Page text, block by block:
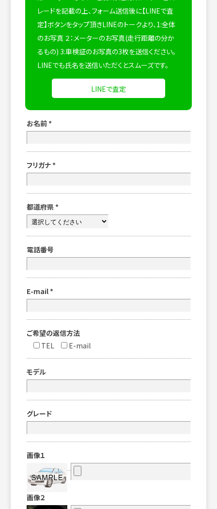
レードを記載の上、フォーム送信後に【LINEで査
定】ボタンをタップ頂きLINEのトークより、1:全体
のお写真 ２：メーターのお写真(走行距離の分か
るもの) 3:車検証のお写真の3枚を送信ください。
LINEでも氏名を送信いただくとスムーズです。
LINEで査定
お名前 *
フリガナ *
都道府県 *
電話番号
E-mail *
ご希望の返信方法
TEL
E-mail
モデル
グレード
画像１
画像２